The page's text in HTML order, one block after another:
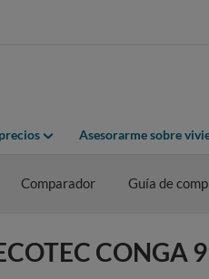
Asesorarme sobre
Comparador Guía de
CONGA